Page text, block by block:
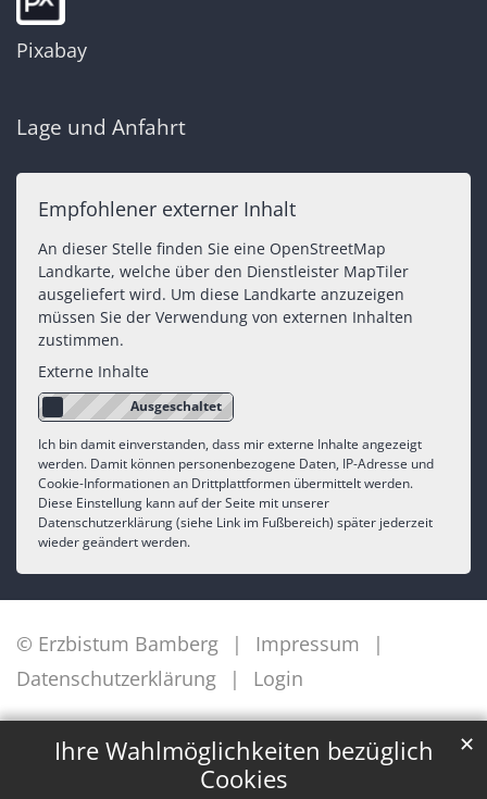
Ihre Wahlmöglichkeiten bezüglich
Cookies
✕
Pixabay
Lage und Anfahrt
Empfohlener externer Inhalt
An dieser Stelle finden Sie eine OpenStreetMap
Landkarte, welche über den Dienstleister MapTiler
ausgeliefert wird. Um diese Landkarte anzuzeigen
müssen Sie der Verwendung von externen Inhalten
zustimmen.
Externe Inhalte
Ich bin damit einverstanden, dass mir externe Inhalte angezeigt
werden. Damit können personenbezogene Daten, IP-Adresse und
Cookie-Informationen an Drittplattformen übermittelt werden.
Diese Einstellung kann auf der Seite mit unserer
Datenschutzerklärung (siehe Link im Fußbereich) später jederzeit
wieder geändert werden.
© Erzbistum Bamberg
Impressum
Datenschutzerklärung
Login